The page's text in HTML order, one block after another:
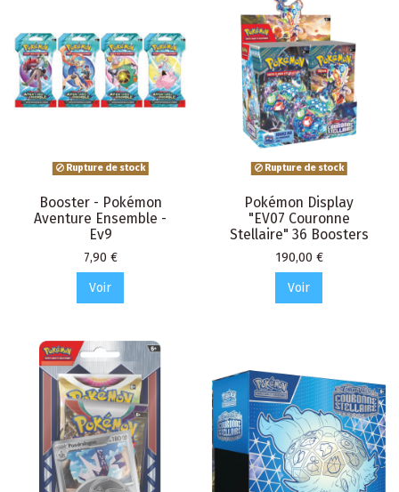
Rupture de stock
Booster - Pokémon
Aventure Ensemble -
Ev9
Prix
7,90 €
Voir
Rupture de stock
Pokémon Display
"EV07 Couronne
Stellaire" 36 Boosters
Prix
190,00 €
Voir